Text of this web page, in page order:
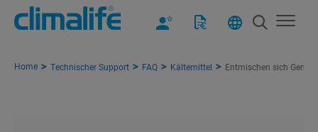
Home Technischer Support FAQ Kältemittel Entmischen sich